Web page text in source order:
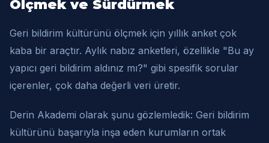
Ölçmek ve Sürdürmek
Geri bildirim kültürünü ölçmek için yıllık anket çok
kaba bir araçtır. Aylık nabız anketleri, özellikle "Bu ay
yapıcı geri bildirim aldınız mı?" gibi spesifik sorular
içerenler, çok daha değerli veri üretir.
Derin Akademi olarak şunu gözlemledik: Geri bildirim
kültürünü başarıyla inşa eden kurumların ortak